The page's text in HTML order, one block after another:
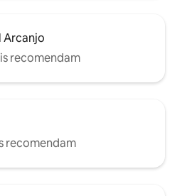
Arcanjo
recomendam
recomendam